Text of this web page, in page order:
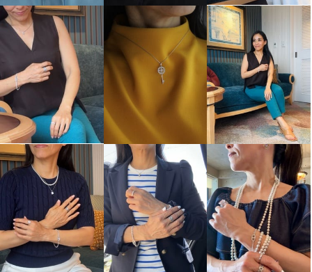
ビジューフルレゾン プラチナ８
５０ ダイヤモンド アンカーチェ
ーン モティーフ テニスブレスレ
ット
¥0
ビジューフルレゾン プラチナ９
００ ダイヤモンド 幾何学モティ
ーフ コネクトリング
１１号